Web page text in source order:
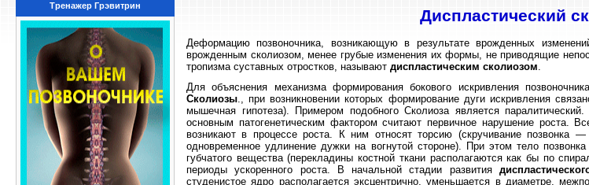
Тренажер Грэвитрин
Диспластический
Деформацию позвоночника, возникающую в результате врожденных
врожденным сколиозом, менее грубые изменения их формы, не приводящие
тропизма суставных отростков, называют диспластическим сколиозом
Для объяснения механизма формирования бокового искривления
Сколиозы ., при возникновении которых формирование дуги искривления
мышечная гипотеза). Примером подобного Сколиоза является
основным патогенетическим фактором считают первичное нарушение роста.
возникают в процессе роста. К ним относят торсию (скручивание позвонка
одновременное удлинение дужки на вогнутой стороне). При этом тело
губчатого вещества (перекладины костной ткани располагаются как бы по
периоды ускоренного роста. В начальной стадии развития
студенистое ядро располагается эксцентрично, уменьшается в диаметре,